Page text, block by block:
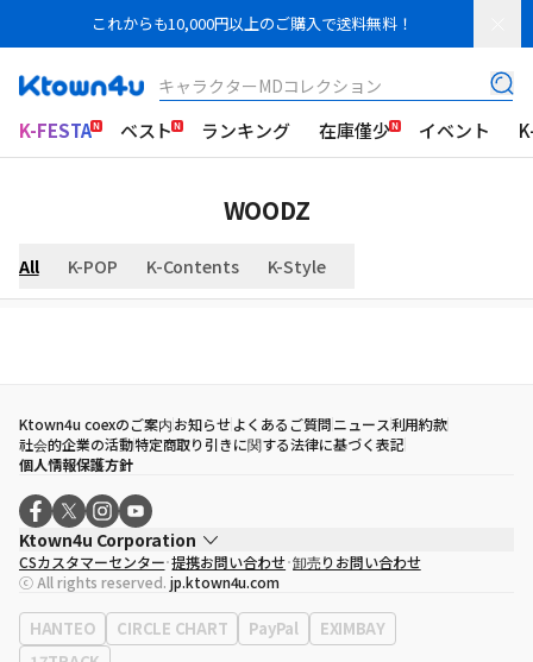
これからも10,000円以上のご購入で送料無料！
キャラクターMDコレクション
K-FESTA ベスト ランキング 在庫僅少 イベント
WOODZ
All K-POP K-Contents K-Style
Ktown4u coexのご案内お知らせよくあるご質問ニュース利用約款
社会的企業の活動特定商取り引きに関する法律に基づく表記
個人情報保護方針
Ktown4u Corporation
代表取締役
ソン・ヒョミン
事業者登録番号120-87-71116
eContext
0120-23-7523
事務所住所
ソウル特別市江南区永東大路513、3階(三成洞、coex)
CSカスタマーセンター 提携お問い合わせ 卸売りお問い合わせ
ⓒ All rights reserved. jp.ktown4u.com
HANTEO CIRCLE CHART PayPal
EXIMBAY